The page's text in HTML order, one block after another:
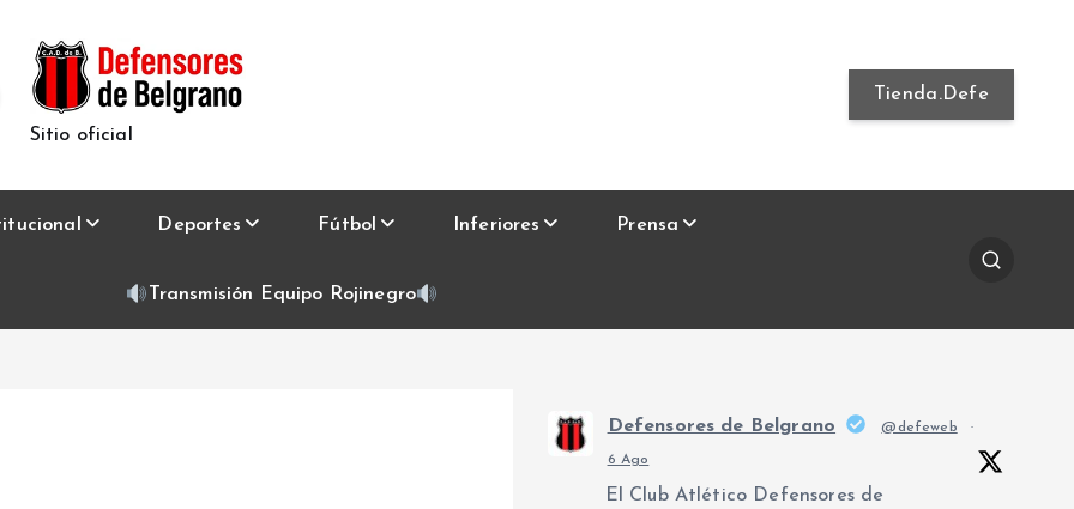
Sitio oficial
Tienda.Defe
Deportes Fútbol Inferiores Prensa
Transmisión Equipo Rojinegro
Defensores de Belgrano @defeweb ·
6 Ago
El Club Atlético Defensores de